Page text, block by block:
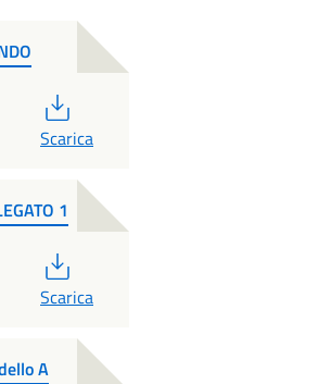
PDF
Scarica
1
PDF
Scarica
A